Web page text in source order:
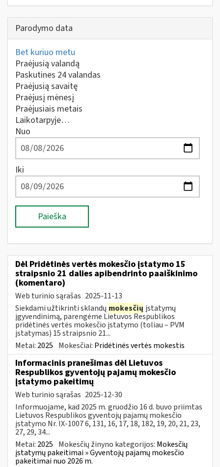
Parodymo data
Bet kuriuo metu
Praėjusią valandą
Paskutines 24 valandas
Praėjusią savaitę
Praėjusį mėnesį
Praėjusiais metais
Laikotarpyje…
Nuo
Iki
Paieška
Dėl Pridėtinės vertės mokesčio įstatymo 15
straipsnio 21 dalies apibendrinto paaiškinimo
(komentaro)
Web turinio sąrašas 2025-11-13
Siekdami užtikrinti sklandų mokesčių įstatymų
įgyvendinimą, parengėme Lietuvos Respublikos
pridėtinės vertės mokesčio įstatymo (toliau – PVM
įstatymas) 15 straipsnio 21...
Metai: 2025 Mokesčiai: Pridėtinės vertės mokestis
Informacinis pranešimas dėl Lietuvos
Respublikos gyventojų pajamų mokesčio
įstatymo pakeitimų
Web turinio sąrašas 2025-12-30
Informuojame, kad 2025 m. gruodžio 16 d. buvo priimtas
Lietuvos Respublikos gyventojų pajamų mokesčio
įstatymo Nr. IX-1007 6, 131, 16, 17, 18, 182, 19, 20, 21, 23,
27, 29, 34...
Metai: 2025 Mokesčių žinyno kategorijos: Mokesčių
įstatymų pakeitimai » Gyventojų pajamų mokesčio
pakeitimai nuo 2026 m.